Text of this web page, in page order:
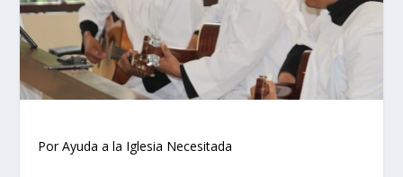
Por Ayuda a la Iglesia Necesitada